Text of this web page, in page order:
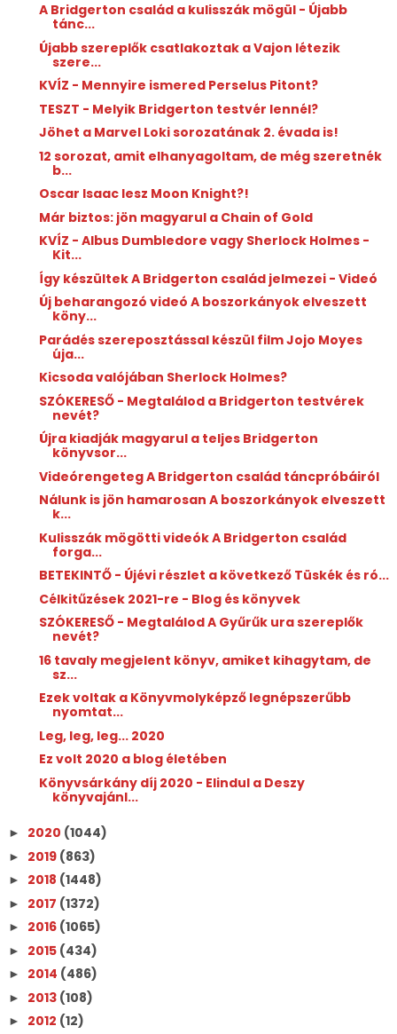
A Bridgerton család a kulisszák mögül - Újabb
tánc...
Újabb szereplők csatlakoztak a Vajon létezik
szere...
KVÍZ - Mennyire ismered Perselus Pitont?
TESZT - Melyik Bridgerton testvér lennél?
Jöhet a Marvel Loki sorozatának 2. évada is!
12 sorozat, amit elhanyagoltam, de még szeretnék
b...
Oscar Isaac lesz Moon Knight?!
Már biztos: jön magyarul a Chain of Gold
KVÍZ - Albus Dumbledore vagy Sherlock Holmes -
Kit...
Így készültek A Bridgerton család jelmezei - Videó
Új beharangozó videó A boszorkányok elveszett
köny...
Parádés szereposztással készül film Jojo Moyes
úja...
Kicsoda valójában Sherlock Holmes?
SZÓKERESŐ - Megtalálod a Bridgerton testvérek
nevét?
Újra kiadják magyarul a teljes Bridgerton
könyvsor...
Videórengeteg A Bridgerton család táncpróbáiról
Nálunk is jön hamarosan A boszorkányok elveszett
k...
Kulisszák mögötti videók A Bridgerton család
forga...
BETEKINTŐ - Újévi részlet a következő Tüskék és ró...
Célkitűzések 2021-re - Blog és könyvek
SZÓKERESŐ - Megtalálod A Gyűrűk ura szereplők
nevét?
16 tavaly megjelent könyv, amiket kihagytam, de
sz...
Ezek voltak a Könyvmolyképző legnépszerűbb
nyomtat...
Leg, leg, leg... 2020
Ez volt 2020 a blog életében
Könyvsárkány díj 2020 - Elindul a Deszy
könyvajánl...
► 2020 (1044)
► 2019 (863)
► 2018 (1448)
► 2017 (1372)
► 2016 (1065)
► 2015 (434)
► 2014 (486)
► 2013 (108)
► 2012 (12)